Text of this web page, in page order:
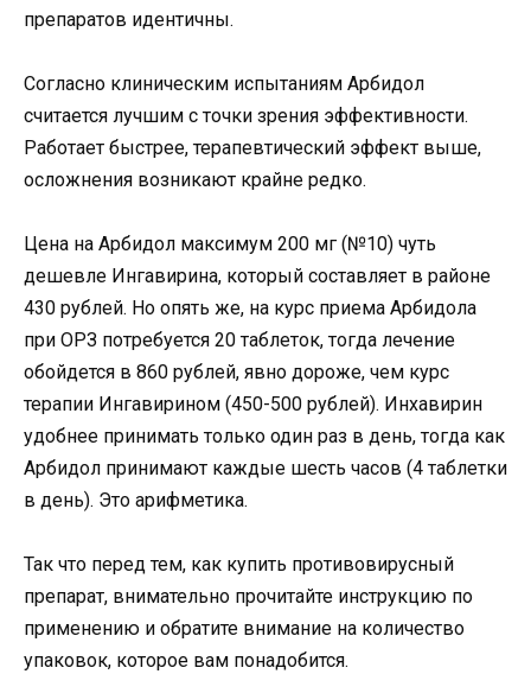
препаратов идентичны.
Согласно клиническим испытаниям Арбидол
считается лучшим с точки зрения эффективности.
Работает быстрее, терапевтический эффект выше,
осложнения возникают крайне редко.
Цена на Арбидол максимум 200 мг (№10) чуть
дешевле Ингавирина, который составляет в районе
430 рублей. Но опять же, на курс приема Арбидола
при ОРЗ потребуется 20 таблеток, тогда лечение
обойдется в 860 рублей, явно дороже, чем курс
терапии Ингавирином (450-500 рублей). Инхавирин
удобнее принимать только один раз в день, тогда как
Арбидол принимают каждые шесть часов (4 таблетки
в день). Это арифметика.
Так что перед тем, как купить противовирусный
препарат, внимательно прочитайте инструкцию по
применению и обратите внимание на количество
упаковок, которое вам понадобится.